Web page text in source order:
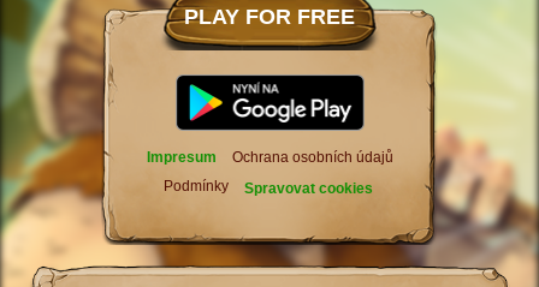
PLAY FOR FREE
Impresum
Ochrana osobních údajů
Podmínky
Spravovat cookies